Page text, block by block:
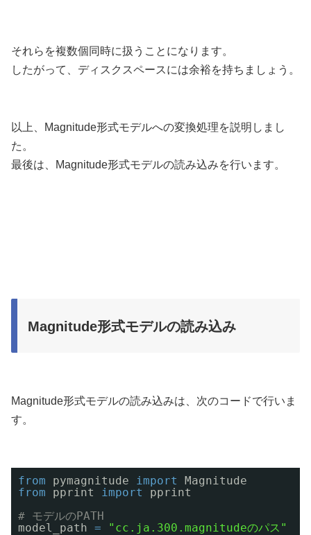
それらを複数個同時に扱うことになります。
したがって、ディスクスペースには余裕を持ちましょう。
以上、Magnitude形式モデルへの変換処理を説明しまし
た。
最後は、Magnitude形式モデルの読み込みを行います。
Magnitude形式モデルの読み込み
Magnitude形式モデルの読み込みは、次のコードで行いま
す。
from pymagnitude import
Magnitude
from
pprint import
pprint
# モデルのPATH
model_path =
"cc.ja.300.magnitudeのパス"